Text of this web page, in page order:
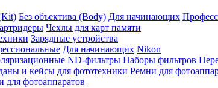
Без объектива (Body) Для начинающих
Чехлы для карт памяти
Зарядные устройства
Для начинающих Nikon
ND-фильтры Наборы фильтров
и кейсы для фототехники Ремни для
для фотоаппаратов